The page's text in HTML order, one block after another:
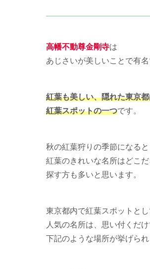
高幡不動尊金剛寺は
あじさいが美しいことで有名
紅葉も美しい、隠れた東京
紅葉スポットの一つです。
秋の紅葉狩りの季節になると
紅葉のきれいな名所はどこだ
探す方も多いと思います。
東京都内で紅葉スポットと
人気の名所は、思い付くだけ
下記のような場所が挙げられ